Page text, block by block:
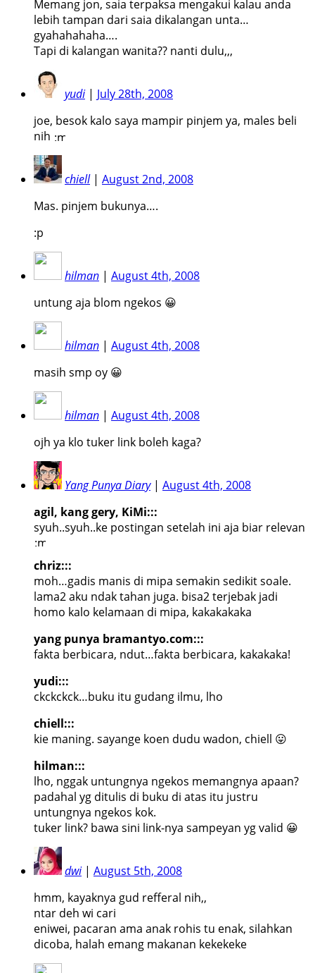
Memang jon, saia terpaksa mengakui kalau anda
lebih tampan dari saia dikalangan unta…
gyahahahaha….
Tapi di kalangan wanita?? nanti dulu,,,
yudi| July 28th, 2008
joe, besok kalo saya mampir pinjem ya, males beli
nih
chiell| August 2nd, 2008
Mas. pinjem bukunya….
:p
hilman | August 4th, 2008
untung aja blom ngekos 😀
hilman | August 4th, 2008
masih smp oy 😀
hilman | August 4th, 2008
ojh ya klo tuker link boleh kaga?
Yang Punya Diary| August 4th, 2008
agil, kang gery, KiMi:::
syuh..syuh..ke postingan setelah ini aja biar relevan
chriz:::
moh…gadis manis di mipa semakin sedikit soale.
lama2 aku ndak tahan juga. bisa2 terjebak jadi
homo kalo kelamaan di mipa, kakakakaka
yang punya bramantyo.com:::
fakta berbicara, ndut…fakta berbicara, kakakaka!
yudi:::
ckckckck…buku itu gudang ilmu, lho
chiell:::
kie maning. sayange koen dudu wadon, chiell 😛
hilman:::
lho, nggak untungnya ngekos memangnya apaan?
padahal yg ditulis di buku di atas itu justru
untungnya ngekos kok.
tuker link? bawa sini link-nya sampeyan yg valid 😀
dwi| August 5th, 2008
hmm, kayaknya gud refferal nih,,
ntar deh wi cari
eniwei, pacaran ama anak rohis tu enak, silahkan
dicoba, halah emang makanan kekekeke